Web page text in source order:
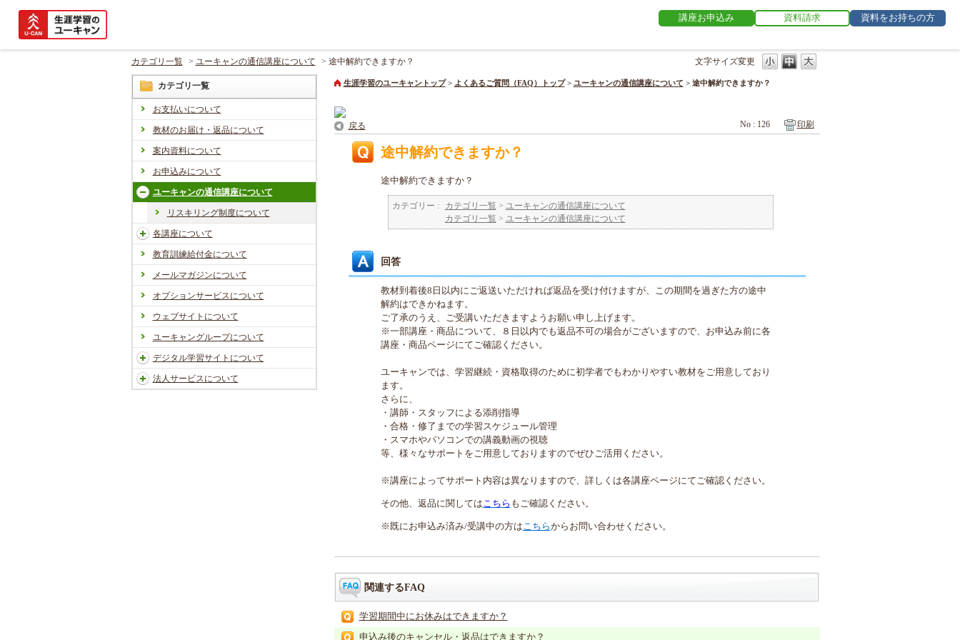
講座お申込み 資料請求 資料をお持ちの方
文字サイズ変更
カテゴリ一覧 > ユーキャンの通信講座について > 途中解約できますか？
カテゴリ一覧
お支払いについて
教材のお届け・返品について
案内資料について
お申込みについて
ユーキャンの通信講座について
リスキリング制度について
各講座について
教育訓練給付金について
メールマガジンについて
オプションサービスについて
ウェブサイトについて
ユーキャングループについて
デジタル学習サイトについて
法人サービスについて
生涯学習のユーキャントップ > よくあるご質問（FAQ）トップ > ユーキャンの通信講座について > 途中解約できますか？
戻る No : 126 印刷
途中解約できますか？
途中解約できますか？
カテゴリー : カテゴリ一覧 > ユーキャンの通信講座について
カテゴリ一覧 > ユーキャンの通信講座について
回答
教材到着後8日以内にご返送いただければ返品を受け付けますが、この期間を過ぎた方の途中
解約はできかねます。
ご了承のうえ、ご受講いただきますようお願い申し上げます。
※一部講座・商品について、８日以内でも返品不可の場合がございますので、お申込み前に各
講座・商品ページにてご確認ください。
ユーキャンでは、学習継続・資格取得のために初学者でもわかりやすい教材をご用意しており
ます。
さらに、
・講師・スタッフによる添削指導
・合格・修了までの学習スケジュール管理
・スマホやパソコンでの講義動画の視聴
等、様々なサポートをご用意しておりますのでぜひご活用ください。
※講座によってサポート内容は異なりますので、詳しくは各講座ページにてご確認ください。
その他、返品に関しては こちら もご確認ください。
※既にお申込み済み/受講中の方は こちらからお問い合わせください。
関連するFAQ
学習期間中にお休みはできますか？
申込み後のキャンセル・返品はできますか？